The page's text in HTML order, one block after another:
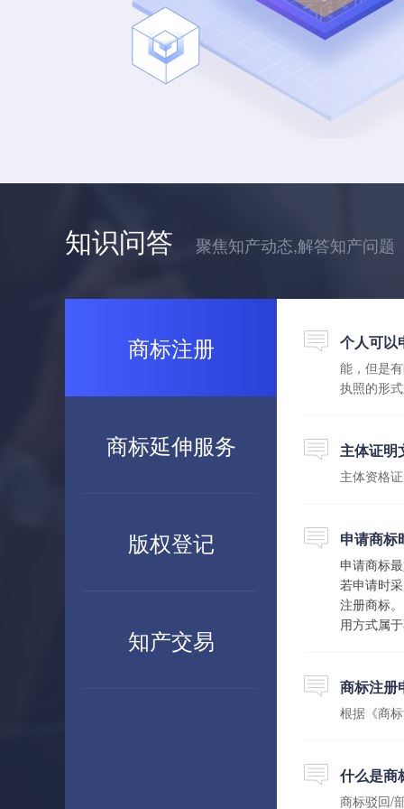
知识问答 聚焦知产动态,解答知产问题
商标注册
商标延伸服务
版权登记
知产交易
个人可以
能，但是
执照的形
主体证明
主体资格
申请商标
申请商标
若申请时
注册商标
用方式属
商标注册
根据《商
什么是商
商标驳回/